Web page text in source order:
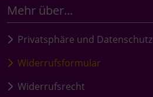
Mehr über...
Privatsphäre und Datenschutz
Widerrufsformular
Widerrufsrecht